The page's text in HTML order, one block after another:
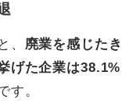
、 廃業を感じたき
げた企業は38.1%
す。